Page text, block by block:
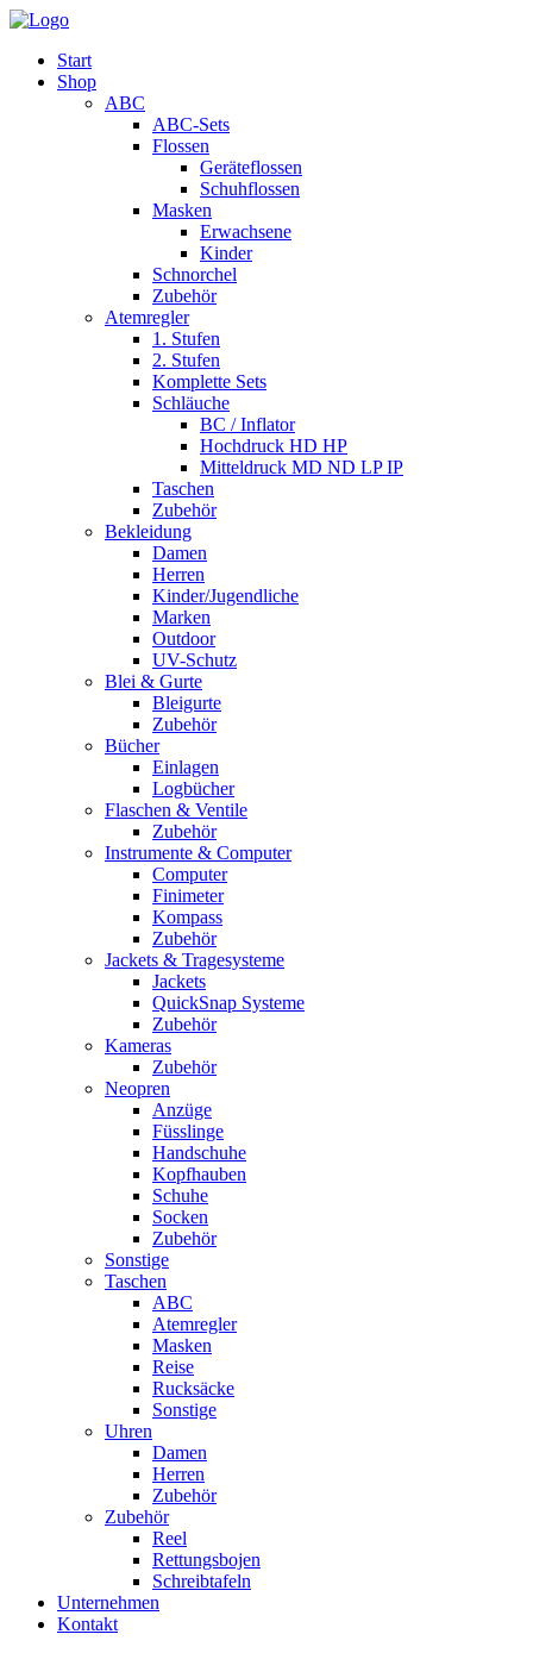
Start
Shop
ABC
ABC-Sets
Flossen
Geräteflossen
Schuhflossen
Masken
Erwachsene
Kinder
Schnorchel
Zubehör
Atemregler
1. Stufen
2. Stufen
Komplette Sets
Schläuche
BC / Inflator
Hochdruck HD HP
Mitteldruck MD ND LP IP
Taschen
Zubehör
Bekleidung
Damen
Herren
Kinder/Jugendliche
Marken
Outdoor
UV-Schutz
Blei & Gurte
Bleigurte
Zubehör
Bücher
Einlagen
Logbücher
Flaschen & Ventile
Zubehör
Instrumente & Computer
Computer
Finimeter
Kompass
Zubehör
Jackets & Tragesysteme
Jackets
QuickSnap Systeme
Zubehör
Kameras
Zubehör
Neopren
Anzüge
Füsslinge
Handschuhe
Kopfhauben
Schuhe
Socken
Zubehör
Sonstige
Taschen
ABC
Atemregler
Masken
Reise
Rucksäcke
Sonstige
Uhren
Damen
Herren
Zubehör
Zubehör
Reel
Rettungsbojen
Schreibtafeln
Unternehmen
Kontakt